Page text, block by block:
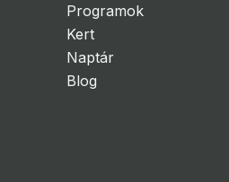
Programok
Kert
Naptár
Blog